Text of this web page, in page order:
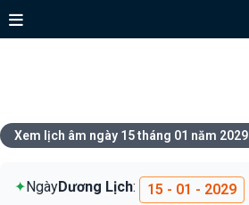
Xem lịch âm ngày 15 tháng 01 năm 2029
✦NgàyDương Lịch: 15 - 01 - 2029